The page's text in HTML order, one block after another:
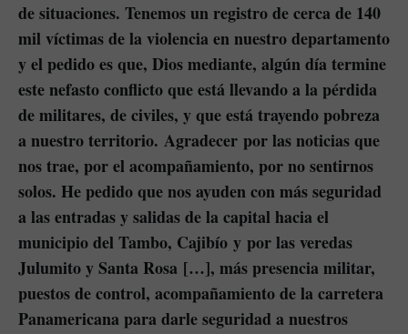
de situaciones. Tenemos un registro de cerca de 140
mil víctimas de la violencia en nuestro departamento
y el pedido es que, Dios mediante, algún día termine
este nefasto conflicto que está llevando a la pérdida
de militares, de civiles, y que está trayendo pobreza
a nuestro territorio. Agradecer por las noticias que
nos trae, por el acompañamiento, por no sentirnos
solos. He pedido que nos ayuden con más seguridad
a las entradas y salidas de la capital hacia el
municipio del Tambo, Cajibío y por las veredas
Julumito y Santa Rosa […], más presencia militar,
puestos de control, acompañamiento de la carretera
Panamericana para darle seguridad a nuestros